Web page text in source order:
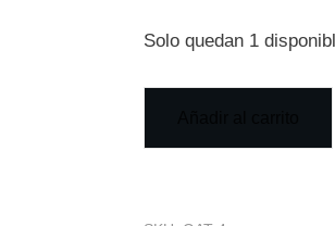
Solo quedan 1